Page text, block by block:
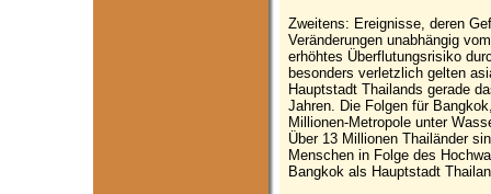
Zweitens: Ereignisse, deren
Veränderungen unabhängig
erhöhtes Überflutungsrisiko
besonders verletzlich gelten
Hauptstadt Thailands gerade
Jahren. Die Folgen für
Millionen-Metropole unter
Über 13 Millionen Thailänder
Menschen in Folge des
Bangkok als Hauptstadt